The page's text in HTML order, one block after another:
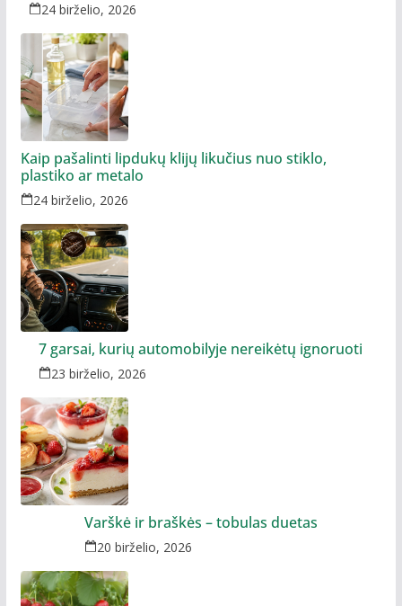
24 birželio, 2026
Kaip pašalinti lipdukų klijų likučius nuo stiklo,
plastiko ar metalo
24 birželio, 2026
7 garsai, kurių automobilyje nereikėtų ignoruoti
23 birželio, 2026
Varškė ir braškės – tobulas duetas
20 birželio, 2026